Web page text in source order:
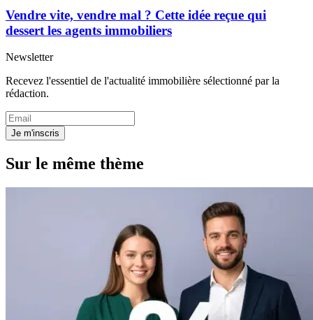
Vendre vite, vendre mal ? Cette idée reçue qui
dessert les agents immobiliers
Newsletter
Recevez l'essentiel de l'actualité immobilière sélectionné par la
rédaction.
Je m'inscris
Sur le même thème